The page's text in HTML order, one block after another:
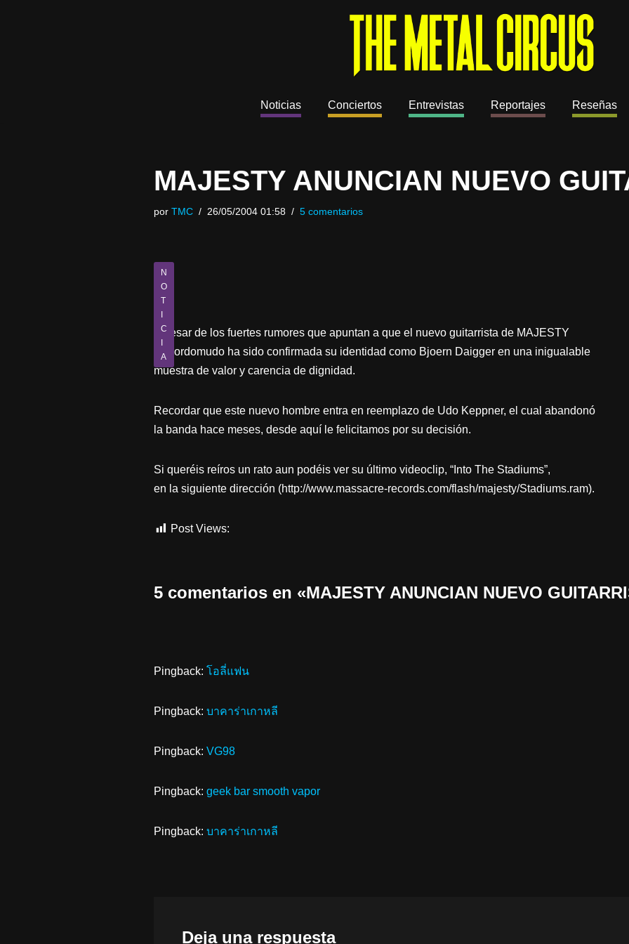
Noticias Conciertos Entrevistas Reportajes Reseñas
MAJESTY ANUNCIAN NUEVO
por TMC 26/05/2004 01:58 5 comentarios
N
O
T
C
A
A pesar de los fuertes rumores que apuntan a que el nuevo guitarrista de MAJESTY
es sordomudo ha sido confirmada su identidad como Bjoern Daigger en una inigualable
muestra de valor y carencia de dignidad.
Recordar que este nuevo hombre entra en reemplazo de Udo Keppner, el cual abandonó
la banda hace meses, desde aquí le felicitamos por su decisión.
Si queréis reíros un rato aun podéis ver su último videoclip, “Into The Stadiums”,
en la siguiente dirección (http://www.massacre-records.com/flash/majesty/Stadiums.ram).
Post Views:
5 comentarios en «MAJESTY ANUNCIAN NUEVO
Pingback: โอลี่แฟน
Pingback: บาคาร่าเกาหลี
Pingback: VG98
Pingback: geek bar smooth vapor
Pingback: บาคาร่าเกาหลี
Deja una respuesta